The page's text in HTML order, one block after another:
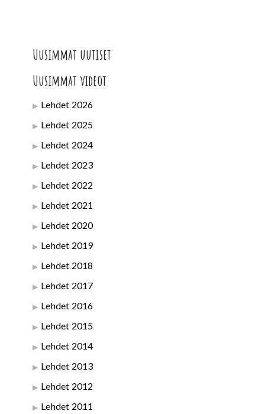
Uusimmat uutiset
Uusimmat videot
Lehdet 2026
Lehdet 2025
Lehdet 2024
Lehdet 2023
Lehdet 2022
Lehdet 2021
Lehdet 2020
Lehdet 2019
Lehdet 2018
Lehdet 2017
Lehdet 2016
Lehdet 2015
Lehdet 2014
Lehdet 2013
Lehdet 2012
Lehdet 2011